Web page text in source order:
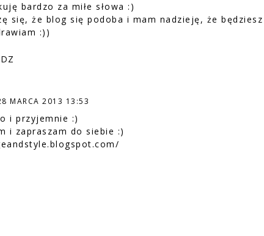
bardzo za miłe słowa :)
się, że blog się podoba i mam nadzieję, że
:))
MARCA 2013 13:53
i przyjemnie :)
i zapraszam do siebie :)